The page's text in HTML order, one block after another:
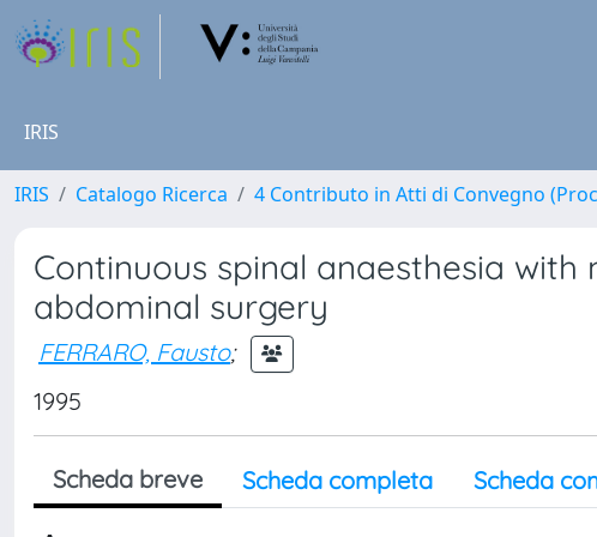
IRIS
IRIS Catalogo Ricerca 4 Contributo in Atti di Convegno
Continuous spinal anaesthesia
abdominal surgery
FERRARO, Fausto;
1995
Scheda breve Scheda completa Scheda